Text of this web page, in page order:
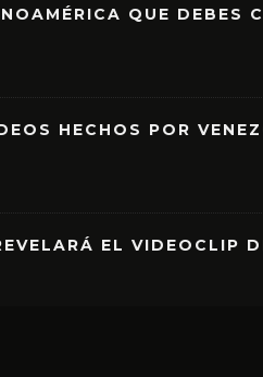
QUE DEBES
HECHOS POR
EL VIDEOCLIP